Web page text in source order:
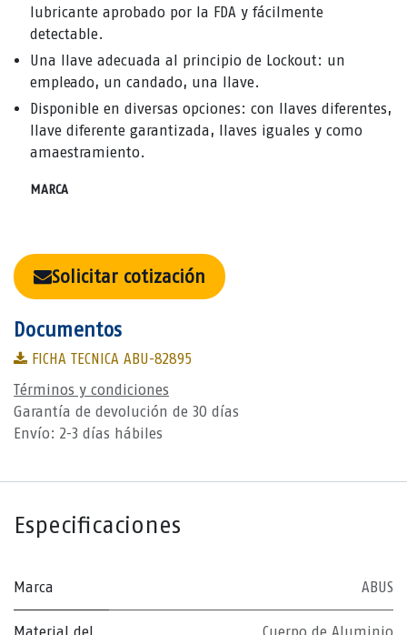
lubricante aprobado por la FDA y fácilmente
detectable.
Una llave adecuada al principio de Lockout: un
empleado, un candado, una llave.
Disponible en diversas opciones: con llaves diferentes,
llave diferente garantizada, llaves iguales y como
amaestramiento.
MARCA
Solicitar cotización
Documentos
FICHA TECNICA ABU-82895
Términos y condiciones
Garantía de devolución de 30 días
Envío: 2-3 días hábiles
Especificaciones
Marca ABUS